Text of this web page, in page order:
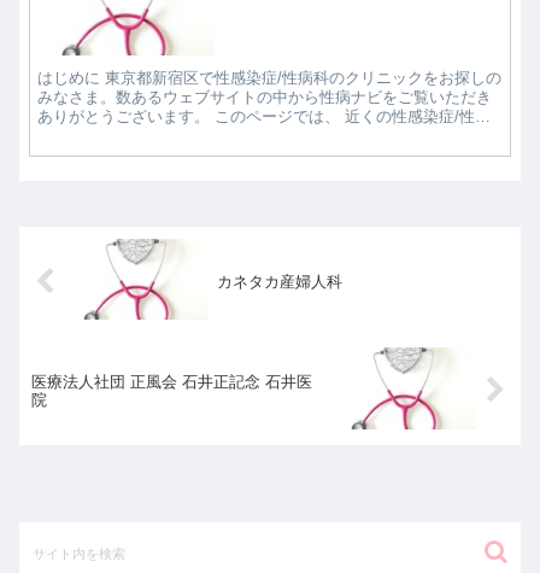
はじめに 東京都新宿区で性感染症/性病科のクリニックをお探しの
みなさま。数あるウェブサイトの中から性病ナビをご覧いただき
ありがとうございます。 このページでは、 近くの性感染症/性病
カネタカ産婦人科
医療法人社団 正風会 石井正記念 石井医
院